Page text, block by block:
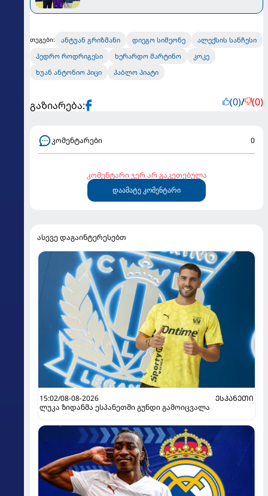
თეგები: ანტუან გრიზმანი დიეგო სიმეონე
ალექსის სანჩესი
პედრო როდრიგესი
ხერარდო მარტინო
კოკე
ხუან ანტონიო პიცი
პაბლო პიატი
გაზიარება: (0)/ (0)
კომენტარები 0
კომენტარი ჯერ არ გაკეთებულა
დაამატე კომენტარი
ასევე დაგაინტერესებთ
15:02/08-08-2026
ᲔᲡᲞᲐᲜᲔᲗᲘ
ლუკა ზიდანმა ესპანეთში გუნდი გამოიცვალა